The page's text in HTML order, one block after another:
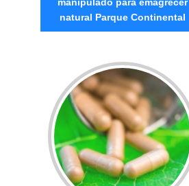
natural Parque Continental